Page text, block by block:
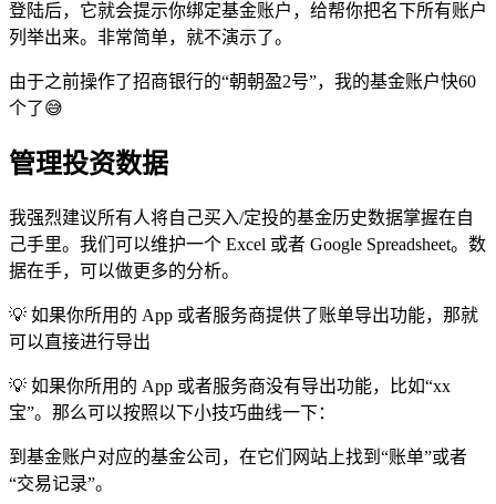
登陆后，它就会提示你绑定基金账户，给帮你把名下所有账户
列举出来。非常简单，就不演示了。
由于之前操作了招商银行的“朝朝盈2号”，我的基金账户快60
个了😅
管理投资数据
我强烈建议所有人将自己买入/定投的基金历史数据掌握在自
己手里。我们可以维护一个 Excel 或者 Google Spreadsheet。数
据在手，可以做更多的分析。
💡 如果你所用的 App 或者服务商提供了账单导出功能，那就
可以直接进行导出
💡 如果你所用的 App 或者服务商没有导出功能，比如“xx
宝”。那么可以按照以下小技巧曲线一下：
到基金账户对应的基金公司，在它们网站上找到“账单”或者
“交易记录”。